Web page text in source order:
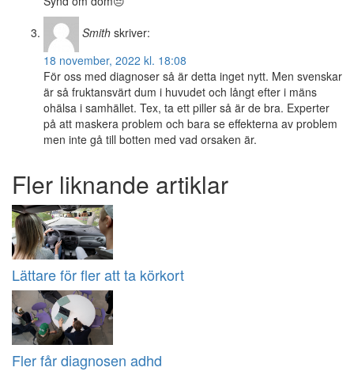
Smith skriver:
18 november, 2022 kl. 18:08
För oss med diagnoser så är detta inget nytt. Men svenskar
är så fruktansvärt dum i huvudet och långt efter i mäns
ohälsa i samhället. Tex, ta ett piller så är de bra. Experter
på att maskera problem och bara se effekterna av problem
men inte gå till botten med vad orsaken är.
Fler liknande artiklar
Lättare för fler att ta körkort
Fler får diagnosen adhd